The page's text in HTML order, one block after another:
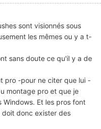
sont visionnés sous
les mêmes ou y a t-
sans doute ce qu'il y a de
pro -pour ne citer que lui -
montage pro et que je
Windows. Et les pros font
doit donc exister des